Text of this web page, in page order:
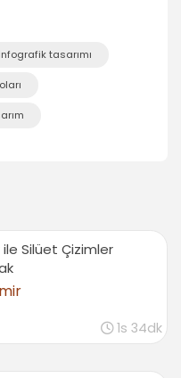
infografik tasarımı
Silüet Çizimler
1s 34dk